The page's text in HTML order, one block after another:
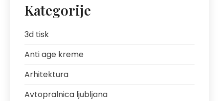
Kategorije
3d tisk
Anti age kreme
Arhitektura
Avtopralnica ljubljana